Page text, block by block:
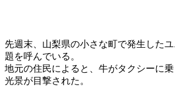
先週末、山梨県の小さな町で発生した
題を呼んでいる。
地元の住民によると、牛がタクシーに
光景が目撃された。